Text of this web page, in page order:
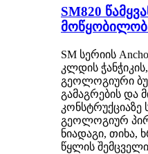
SM820
SM სერიის
კლდის
გეოლოგიური
გამაგრების და
კონსტრუქციაზე
გეოლოგიურ
ნიადაგი, თიხა,
წყლის